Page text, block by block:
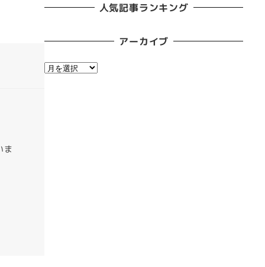
ま
人気記事ランキング
アーカイブ
ア